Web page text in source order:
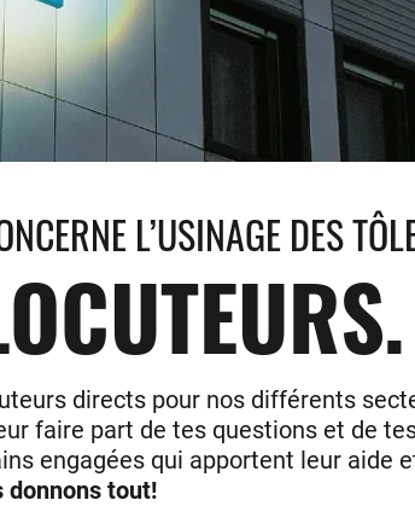
L’USINAGE DES
directs pour nos différents
faire part de tes questions et de
engagées qui apportent leur aide
donnons tout!